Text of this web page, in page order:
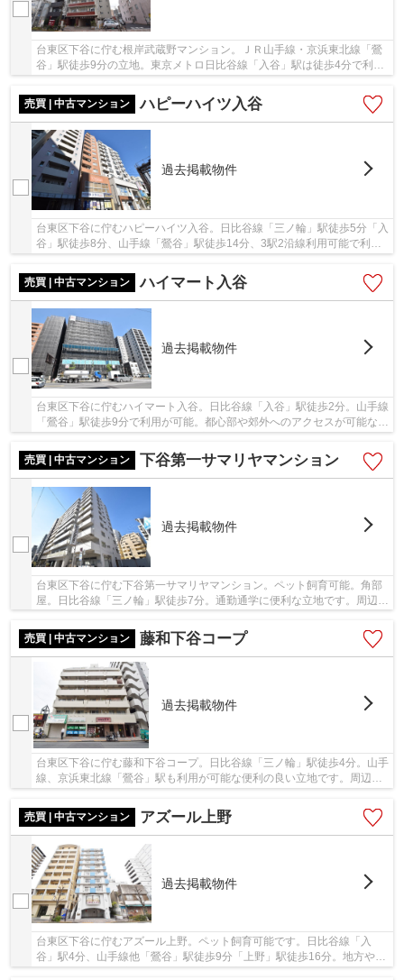
台東区下谷に佇む根岸武蔵野マンション。ＪＲ山手線・京浜東北線「鶯
谷」駅徒歩9分の立地。東京メトロ日比谷線「入谷」駅は徒歩4分で利用
売買 | 中古マンション
ハピーハイツ入谷
過去掲載物件
台東区下谷に佇むハピーハイツ入谷。日比谷線「三ノ輪」駅徒歩5分「入
谷」駅徒歩8分、山手線「鶯谷」駅徒歩14分、3駅2沿線利用可能で利便
性良好な立地。徒歩圏内にスーパーやコンビニ...
売買 | 中古マンション
ハイマート入谷
過去掲載物件
台東区下谷に佇むハイマート入谷。日比谷線「入谷」駅徒歩2分。山手線
「鶯谷」駅徒歩9分で利用が可能。都心部や郊外へのアクセスが可能な立
地です。近隣には商業施設や飲食店が多数点...
売買 | 中古マンション
下谷第一サマリヤマンション
過去掲載物件
台東区下谷に佇む下谷第一サマリヤマンション。ペット飼育可能。角部
屋。日比谷線「三ノ輪」駅徒歩7分。通勤通学に便利な立地です。周辺に
売買 | 中古マンション
藤和下谷コープ
過去掲載物件
台東区下谷に佇む藤和下谷コープ。日比谷線「三ノ輪」駅徒歩4分。山手
線、京浜東北線「鶯谷」駅も利用が可能な便利の良い立地です。周辺に
売買 | 中古マンション
アズール上野
過去掲載物件
台東区下谷に佇むアズール上野。ペット飼育可能です。日比谷線「入
谷」駅4分、山手線他「鶯谷」駅徒歩9分「上野」駅徒歩16分。地方や空